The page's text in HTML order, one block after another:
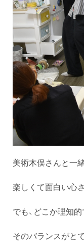
美術木俣さんと一
楽しくて面白い心さ
でも、どこか理知
そのバランスがと